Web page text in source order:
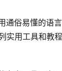
通俗易懂的语
实用工具和教